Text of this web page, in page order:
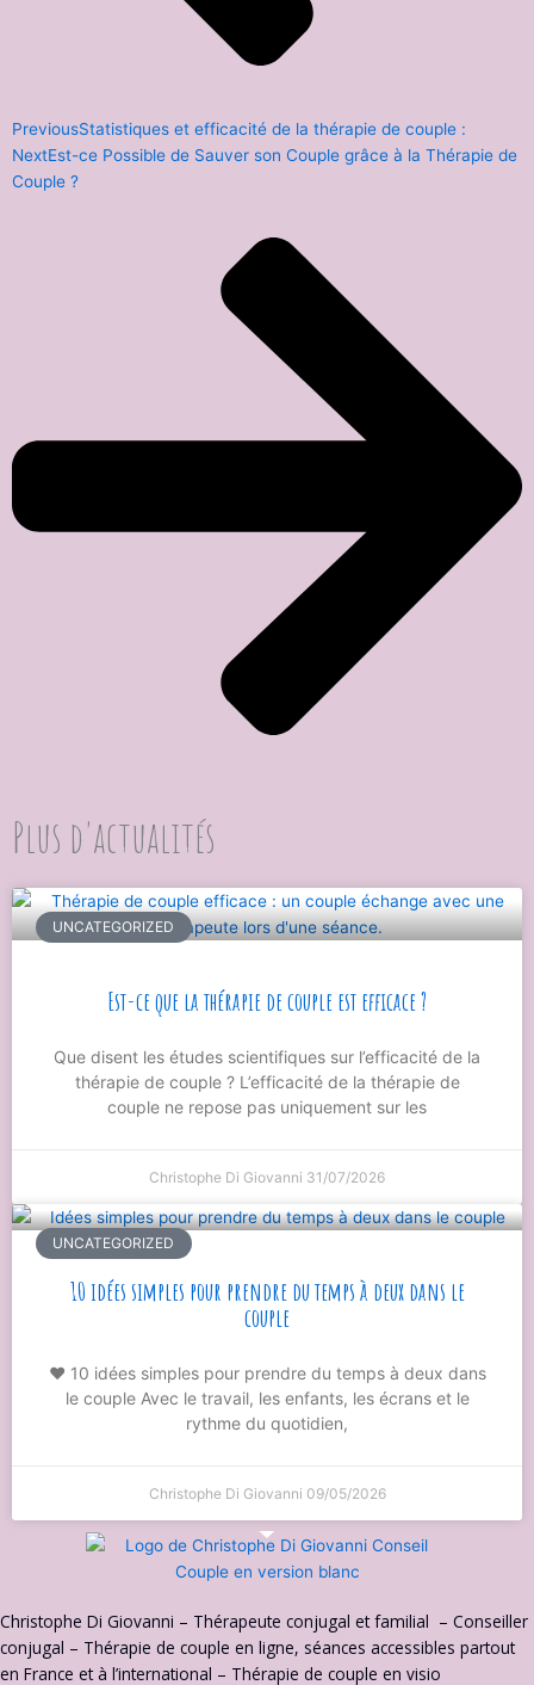
PreviousStatistiques et efficacité de la thérapie de couple :
NextEst-ce Possible de Sauver son Couple grâce à la Thérapie de
Couple ?
Plus d'actualités
UNCATEGORIZED
Est-ce que la thérapie de couple est efficace ?
Que disent les études scientifiques sur l’efficacité de la
thérapie de couple ? L’efficacité de la thérapie de
couple ne repose pas uniquement sur les
Christophe Di Giovanni 31/07/2026
UNCATEGORIZED
10 idées simples pour prendre du temps à deux dans le
couple
❤️ 10 idées simples pour prendre du temps à deux dans
le couple Avec le travail, les enfants, les écrans et le
rythme du quotidien,
Christophe Di Giovanni 09/05/2026
Christophe Di Giovanni – Thérapeute conjugal et familial – Conseiller
conjugal – Thérapie de couple en ligne, séances accessibles partout
en France et à l’international – Thérapie de couple en visio